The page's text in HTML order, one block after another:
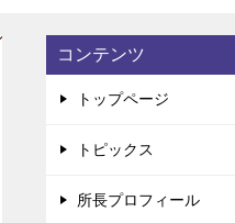
コンテンツ
トップページ
トピックス
所長プロフィール